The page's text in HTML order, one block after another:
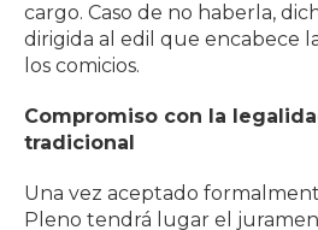
cargo. Caso de no haberla,
dirigida al edil que encabece
los comicios.
Compromiso con la
tradicional
Una vez aceptado
Pleno tendrá lugar el